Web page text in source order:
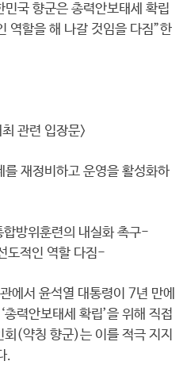
국 향군은 총력안보태세 확립
역할을 해 나갈 것임을 다짐”한
관련 입장문>
재정비하고 운영을 활성화하
방위훈련의 내실화 촉구-
도적인 역할 다짐-
서 윤석열 대통령이 7년 만에
력안보태세 확립’을 위해 직접
(약칭 향군)는 이를 적극 지지
.